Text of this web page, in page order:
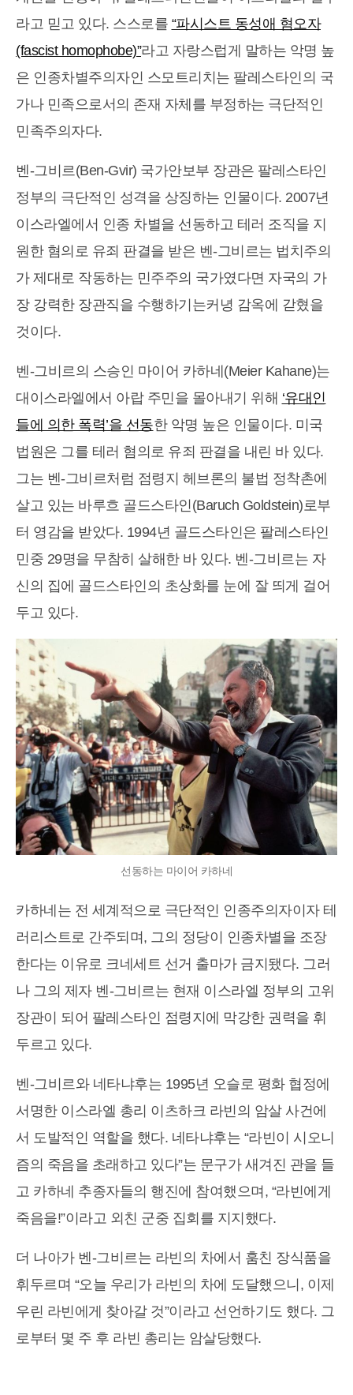
라고 믿고 있다. 스스로를 “파시스트 동성애 혐오자
(fascist homophobe)”라고 자랑스럽게 말하는 악명 높
은 인종차별주의자인 스모트리치는 팔레스타인의 국
가나 민족으로서의 존재 자체를 부정하는 극단적인
민족주의자다.
벤-그비르(Ben-Gvir) 국가안보부 장관은 팔레스타인
정부의 극단적인 성격을 상징하는 인물이다. 2007년
이스라엘에서 인종 차별을 선동하고 테러 조직을 지
원한 혐의로 유죄 판결을 받은 벤-그비르는 법치주의
가 제대로 작동하는 민주주의 국가였다면 자국의 가
장 강력한 장관직을 수행하기는커녕 감옥에 갇혔을
것이다.
벤-그비르의 스승인 마이어 카하네(Meier Kahane)는
대이스라엘에서 아랍 주민을 몰아내기 위해 ‘유대인
들에 의한 폭력’을 선동한 악명 높은 인물이다. 미국
법원은 그를 테러 혐의로 유죄 판결을 내린 바 있다.
그는 벤-그비르처럼 점령지 헤브론의 불법 정착촌에
살고 있는 바루흐 골드스타인(Baruch Goldstein)로부
터 영감을 받았다. 1994년 골드스타인은 팔레스타인
민중 29명을 무참히 살해한 바 있다. 벤-그비르는 자
신의 집에 골드스타인의 초상화를 눈에 잘 띄게 걸어
두고 있다.
선동하는 마이어 카하네
카하네는 전 세계적으로 극단적인 인종주의자이자 테
러리스트로 간주되며, 그의 정당이 인종차별을 조장
한다는 이유로 크네세트 선거 출마가 금지됐다. 그러
나 그의 제자 벤-그비르는 현재 이스라엘 정부의 고위
장관이 되어 팔레스타인 점령지에 막강한 권력을 휘
두르고 있다.
벤-그비르와 네타냐후는 1995년 오슬로 평화 협정에
서명한 이스라엘 총리 이츠하크 라빈의 암살 사건에
서 도발적인 역할을 했다. 네타냐후는 “라빈이 시오니
즘의 죽음을 초래하고 있다”는 문구가 새겨진 관을 들
고 카하네 추종자들의 행진에 참여했으며, “라빈에게
죽음을!”이라고 외친 군중 집회를 지지했다.
더 나아가 벤-그비르는 라빈의 차에서 훔친 장식품을
휘두르며 “오늘 우리가 라빈의 차에 도달했으니, 이제
우린 라빈에게 찾아갈 것”이라고 선언하기도 했다. 그
로부터 몇 주 후 라빈 총리는 암살당했다.